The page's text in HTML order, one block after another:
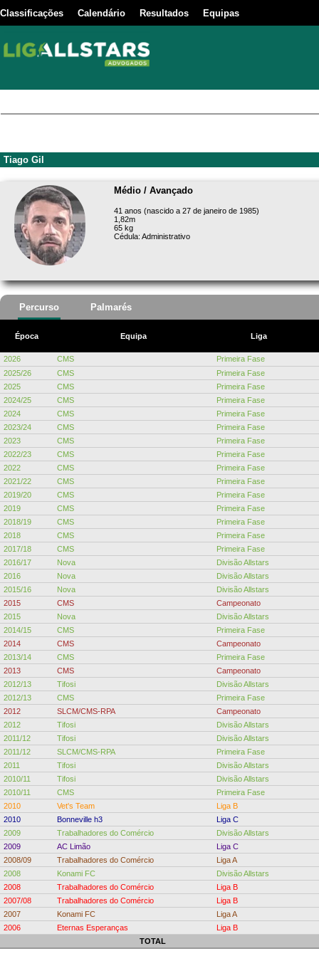
Classificações Calendário Resultados Equipas
Tiago Gil
Médio / Avançado
41 anos (nascido a 27 de janeiro de 1985)
1,82m
65 kg
Cédula: Administrativo
Percurso Palmarés
Época Equipa Liga
2026 CMS
Primeira Fase
2025/26
CMS
Primeira Fase
2025
CMS
Primeira Fase
2024/25
CMS
Primeira Fase
2024
CMS
Primeira Fase
2023/24
CMS
Primeira Fase
2023
CMS
Primeira Fase
2022/23
CMS
Primeira Fase
2022
CMS
Primeira Fase
2021/22
CMS
Primeira Fase
2019/20
CMS
Primeira Fase
2019
CMS
Primeira Fase
2018/19
CMS
Primeira Fase
2018
CMS
Primeira Fase
2017/18
CMS
Primeira Fase
2016/17
Nova
Divisão Allstars
2016
Nova
Divisão Allstars
2015/16
Nova
Divisão Allstars
2015
CMS
Campeonato
2015
Nova
Divisão Allstars
2014/15
CMS
Primeira Fase
2014
CMS
Campeonato
2013/14
CMS
Primeira Fase
2013
CMS
Campeonato
2012/13
Tifosi
Divisão Allstars
2012/13
CMS
Primeira Fase
2012
SLCM/CMS-RPA
Campeonato
2012
Tifosi
Divisão Allstars
2011/12
Tifosi
Divisão Allstars
2011/12
SLCM/CMS-RPA
Primeira Fase
2011
Tifosi
Divisão Allstars
2010/11
Tifosi
Divisão Allstars
2010/11
CMS
Primeira Fase
2010
Vet's Team
Liga B
2010
Bonneville h3
Liga C
2009
Trabalhadores do Comércio
Divisão Allstars
2009
AC Limão
Liga C
2008/09
Trabalhadores do Comércio
Liga A
2008
Konami FC
Divisão Allstars
2008
Trabalhadores do Comércio
Liga B
2007/08
Trabalhadores do Comércio
Liga B
2007
Konami FC
Liga A
2006
Eternas Esperanças
Liga B
TOTAL